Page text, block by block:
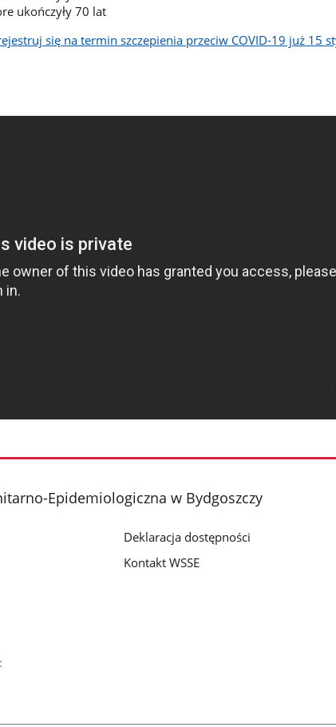
ukończyły 70 lat
się na termin szczepienia przeciw COVID-19 już 15
Epidemiologiczna w Bydgoszczy
Deklaracja dostępności
Kontakt WSSE